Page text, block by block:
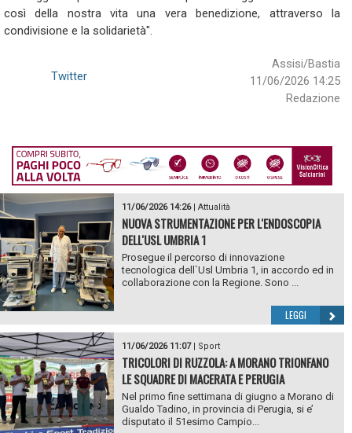
così della nostra vita una vera benedizione, attraverso la
condivisione e la solidarietà".
Assisi/Bastia
11/06/2026 14:25
Redazione
Twitter
11/06/2026 14:26| Attualità
NUOVA STRUMENTAZIONE PER L'ENDOSCOPIA
DELL'USL UMBRIA 1
Prosegue il percorso di innovazione
tecnologica dell`Usl Umbria 1, in accordo ed in
collaborazione con la Regione. Sono ...
LEGGI
11/06/2026 11:07| Sport
TRICOLORI DI RUZZOLA: A MORANO TRIONFANO
LE SQUADRE DI MACERATA E PERUGIA
Nel primo fine settimana di giugno a Morano di
Gualdo Tadino, in provincia di Perugia, si e’
disputato il 51esimo Campio...